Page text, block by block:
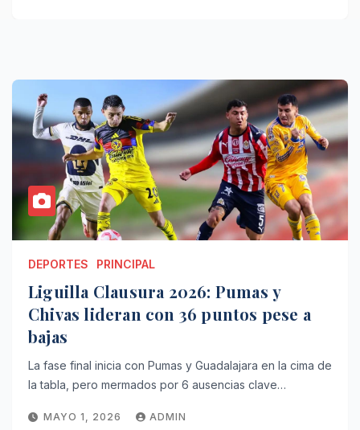
DEPORTES PRINCIPAL
Liguilla Clausura 2026: Pumas y
Chivas lideran con 36 puntos pese a
bajas
La fase final inicia con Pumas y Guadalajara en la cima de
la tabla, pero mermados por 6 ausencias clave…
MAYO 1, 2026 ADMIN